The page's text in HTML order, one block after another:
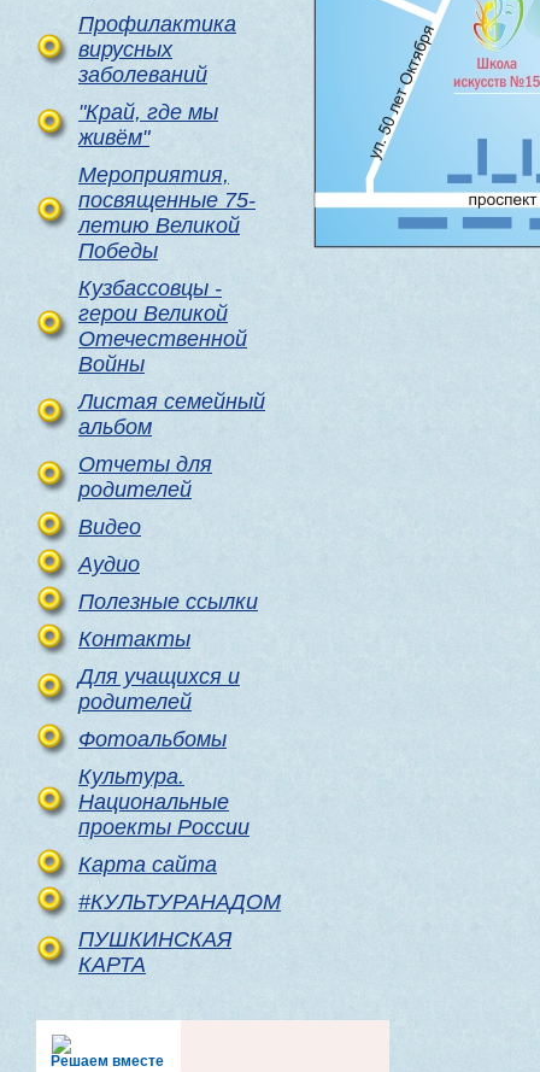
Профилактика
вирусных
заболеваний
"Край, где мы
живём"
Мероприятия,
посвященные 75-
летию Великой
Победы
Кузбассовцы -
герои Великой
Отечественной
Войны
Листая семейный
альбом
Отчеты для
родителей
Видео
Аудио
Полезные ссылки
Контакты
Для учащихся и
родителей
Фотоальбомы
Культура.
Национальные
проекты России
Карта сайта
#КУЛЬТУРАНАДОМ
ПУШКИНСКАЯ
КАРТА
Решаем вместе